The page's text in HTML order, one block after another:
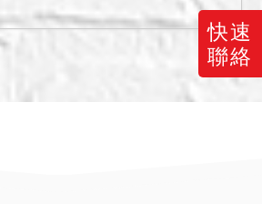
快速
聯絡
去，拍定後應予點交。土地
使用分區為都市計畫內之第
二種住宅區。另本分署於
107年11月21日現場調查